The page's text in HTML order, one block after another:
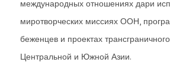
международных отношениях дари
миротворческих миссиях ООН,
беженцев и проектах
Центральной и Южной Азии.